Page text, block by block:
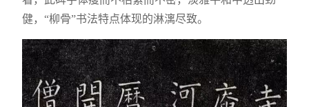
健，“柳骨”书法特点体现的淋漓尽致。